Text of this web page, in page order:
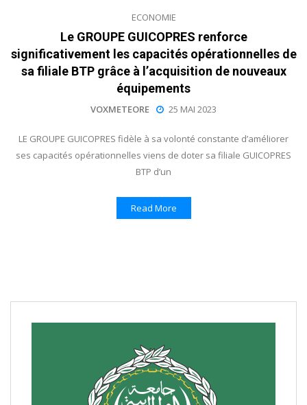
ECONOMIE
Le GROUPE GUICOPRES renforce
significativement les capacités opérationnelles de
sa filiale BTP grâce à l’acquisition de nouveaux
équipements
VOXMETEORE 25 MAI 2023
LE GROUPE GUICOPRES fidèle à sa volonté constante d’améliorer
ses capacités opérationnelles viens de doter sa filiale GUICOPRES
BTP d’un
Read More